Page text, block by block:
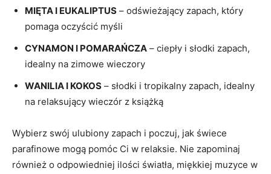
MIĘTA I EUKALIPTUS – odświeżający zapach, który
pomaga‌ oczyścić myśli
CYNAMON I POMARAŃCZA – ciepły i słodki zapach,
idealny na​ zimowe wieczory
WANILIA I KOKOS – słodki i tropikalny zapach, idealny
na relaksujący wieczór z książką
Wybierz swój ulubiony zapach i poczuj, jak świece
parafinowe mogą⁤ pomóc Ci w ‍relaksie. Nie zapominaj
również o odpowiedniej ilości światła, miękkiej ⁣muzyce w